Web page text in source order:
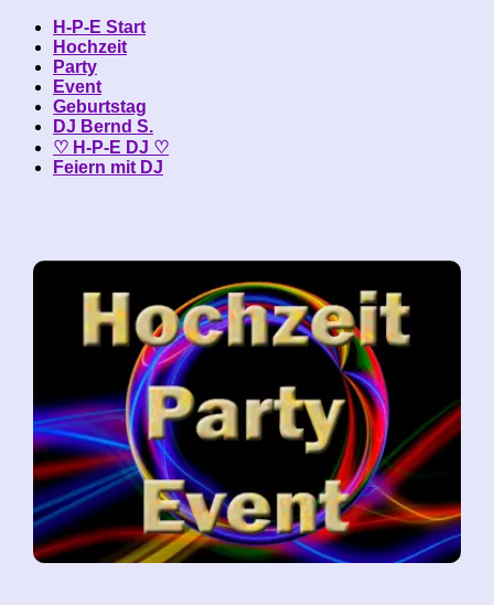
H-P-E Start
Hochzeit
Party
Event
Geburtstag
DJ Bernd S.
♡ H-P-E DJ ♡
Feiern mit DJ